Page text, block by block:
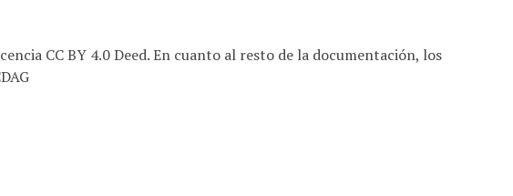
CC BY 4.0 Deed. En cuanto al resto de la documentación, los